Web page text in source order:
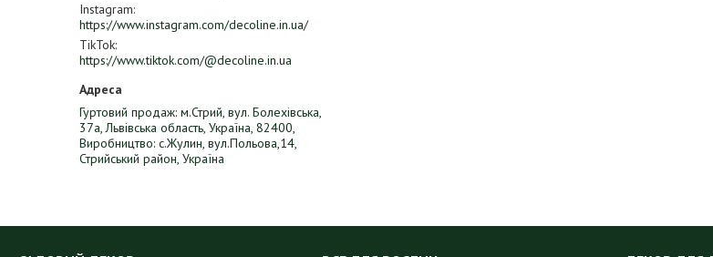
Instagram
https://www.instagram.com/decoline.in.ua/
TikTok
https://www.tiktok.com/@decoline.in.ua
Гуртовий продаж: м.Стрий, вул. Болехівська,
37а, Львівська область, Україна, 82400,
Виробництво: с.Жулин, вул.Польова,14,
Стрийський район, Україна